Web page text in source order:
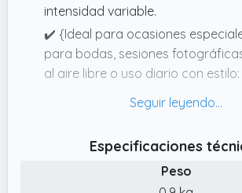
intensidad variable.
✔️ {Ideal para ocasiones
para bodas, sesiones
al aire libre o uso diario con estilo:
acciona con una sola mano
botón ergonómico, una solución
Especificaciones
Peso